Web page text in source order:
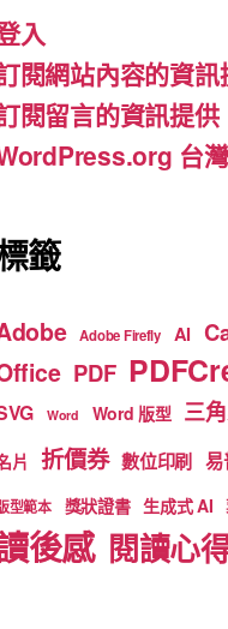
o
o
k
m b
e
入
閱網站內容的資訊
閱留言的資訊提供
台
籤
Adobe Firefly AI
PDF
Word Word 版型 三
片 折價券 數位印刷 易
型範本 獎狀證書 生成式 AI
後感 閱讀心